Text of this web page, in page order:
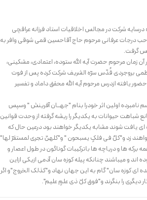
تحصیلات جدیده درسایه شرکت در مجالس اخلاقیات استاد فرزانه عراقچی
درجات عرفانی مرحوم حاج آقاحسین قمی شوقی وافر به
گرفت.
آن زمان مرحوم حضرت آیه الله ستوده، اعتمادی، مشکینی،
بروجردی قُدّس سرّه الشریف شرکت کرده پس از فوت
یافته ازدرس مرحوم آیه الله محقق داماد و تفسیر
اولین اثر خودرا بنام "جهــان آفرینش " وسپس
شباهت حیوانات به یکدیگر را ریشه گرفته از وحدت قوانین
ای یافت شوند مشابه یکدیگر خواهند بود درعین حال که
زد و"کلٌ فی فلکٍ یسبحون " و"کلهنّ تجری لمستقرّ لها"
برکه ها و دریاچه ها باترکیبات گوناگون در طول اعصار و
اند و میباشند چنانکه پیله کوزه سان آدمی ازیکی ازاین
کوزه سان" گام به این جهان نهاد و"کذلک الخروج"و اگر
دیگری را بنگرند و"فوق کلّ ذی علمٍ علیم".